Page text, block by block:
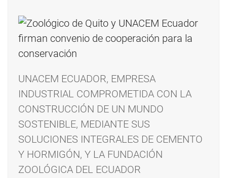
UNACEM ECUADOR, EMPRESA
INDUSTRIAL COMPROMETIDA CON LA
CONSTRUCCIÓN DE UN MUNDO
SOSTENIBLE, MEDIANTE SUS
SOLUCIONES INTEGRALES DE CEMENTO
Y HORMIGÓN, Y LA FUNDACIÓN
ZOOLÓGICA DEL ECUADOR